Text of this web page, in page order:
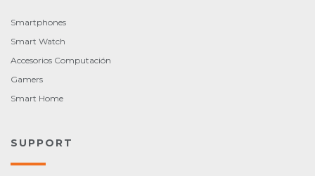
Smartphones
Smart Watch
Accesorios Computación
Gamers
Smart Home
SUPPORT